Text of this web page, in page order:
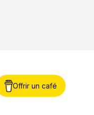
Offrir un café